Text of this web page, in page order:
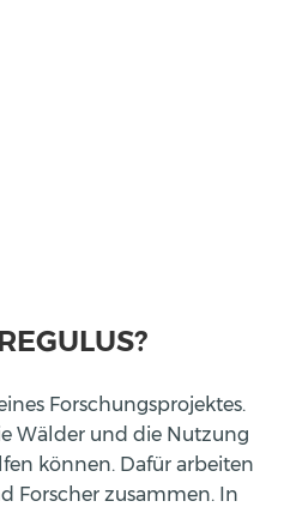
Forschungsprojektes.
Wälder und die Nutzung
können. Dafür arbeiten
Forscher zusammen. In